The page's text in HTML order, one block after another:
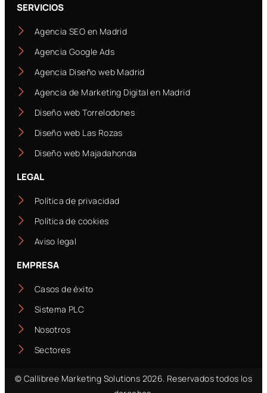
SERVICIOS
Agencia SEO en Madrid
Agencia Google Ads
Agencia Diseño web Madrid
Agencia de Marketing Digital en Madrid
Diseño web Torrelodones
Diseño web Las Rozas
Diseño web Majadahonda
LEGAL
Política de privacidad
Política de cookies
Aviso legal
EMPRESA
Casos de éxito
Sistema PLC
Nosotros
Sectores
© Callibree Marketing Solutions 2026. Reservados todos los